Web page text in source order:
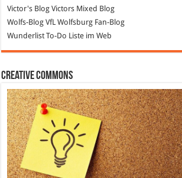
Victor's Blog Victors Mixed Blog
Wolfs-Blog VfL Wolfsburg Fan-Blog
Wunderlist To-Do Liste im Web
Creative Commons